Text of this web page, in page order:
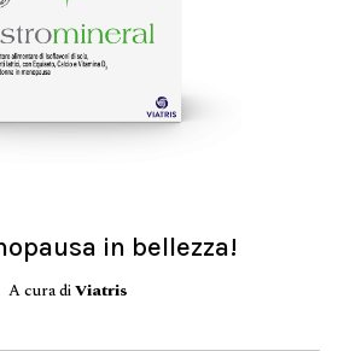
in bellezza!
A cura diViatris